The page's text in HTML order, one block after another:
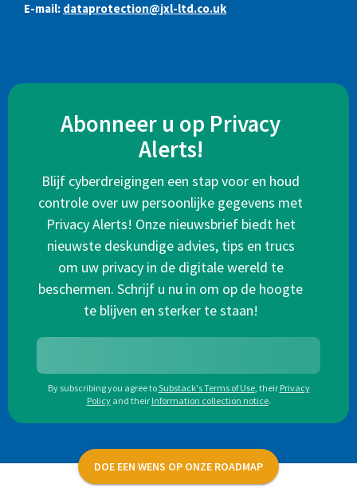
E-mail: dataprotection@jxl-ltd.co.uk
Abonneer u op Privacy
Alerts!
Blijf cyberdreigingen een stap voor en houd
controle over uw persoonlijke gegevens met
Privacy Alerts! Onze nieuwsbrief biedt het
nieuwste deskundige advies, tips en trucs
om uw privacy in de digitale wereld te
beschermen. Schrijf u nu in om op de hoogte
te blijven en sterker te staan!
By subscribing you agree toSubstack's Terms of Use, their Privacy
Policy and their Information collection notice.
DOE EEN WENS OP ONZE ROADMAP